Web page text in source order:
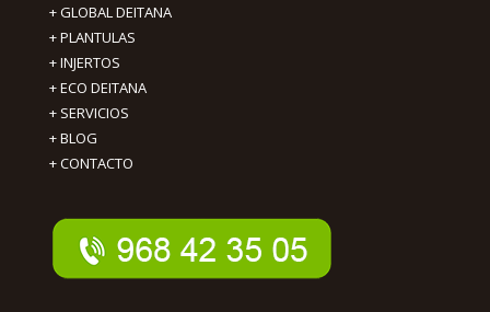
+GLOBAL DEITANA
+PLANTULAS
+INJERTOS
+ECO DEITANA
+ SERVICIOS
+BLOG
+CONTACTO